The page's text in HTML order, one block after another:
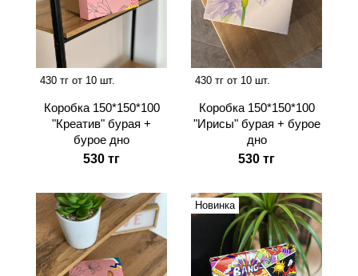
430 тг от 10 шт.
Коробка 150*150*100
"Креатив" бурая +
бурое дно
530 тг
430 тг от 10 шт.
Коробка 150*150*100
"Ирисы" бурая + бурое
дно
530 тг
Новинка